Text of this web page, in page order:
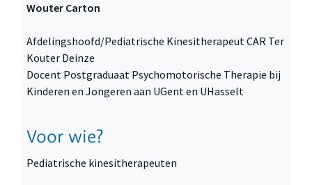
Wouter Carton
Afdelingshoofd/Pediatrische Kinesitherapeut CAR Ter
Kouter Deinze
Docent Postgraduaat Psychomotorische Therapie bij
Kinderen en Jongeren aan UGent en UHasselt
Voor wie?
Pediatrische kinesitherapeuten